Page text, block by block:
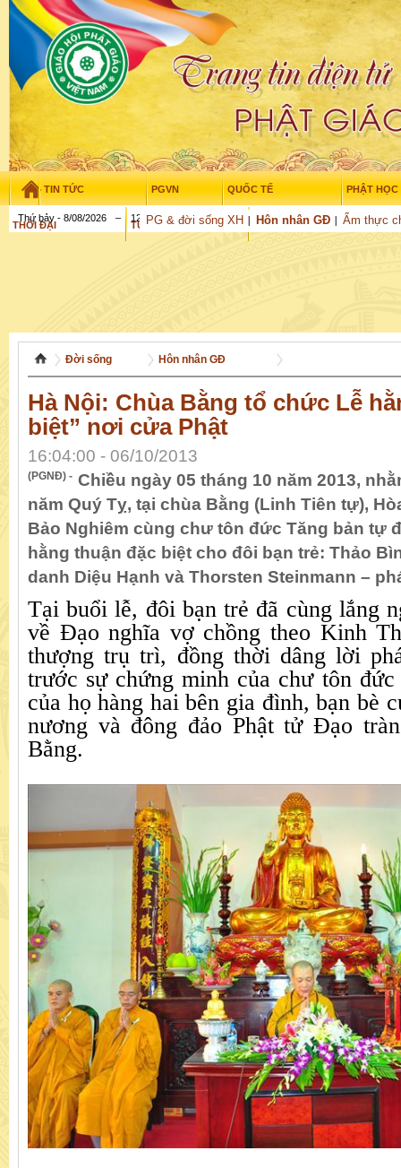
TIN TỨC PGVN QUỐC TẾ PHẬT HỌC
THỜI ĐẠI TUỔI TRẺ NGHIÊN CỨU
PG & đời sống XH Hôn nhân GĐ Ẩm thực
Thứ bảy - 8/08/2026 – 12 16: 39
Đời sống Hôn nhân GĐ
Hà Nội: Chùa Bằng tổ chức Lễ
biệt” nơi cửa Phật
16:04:00 - 06/10/2013
(PGNĐ) - Chiều ngày 05 tháng 10 năm 2013,
năm Quý Tỵ, tại chùa Bằng (Linh Tiên tự),
Bảo Nghiêm cùng chư tôn đức Tăng bản tự
hằng thuận đặc biệt cho đôi bạn trẻ: Thảo
danh Diệu Hạnh và Thorsten Steinmann –
Tại buổi lễ, đôi bạn trẻ đã cùng lắng
về Đạo nghĩa vợ chồng theo Kinh
thượng trụ trì, đồng thời dâng lời
trước sự chứng minh của chư tôn
của họ hàng hai bên gia đình, bạn bè
nương và đông đảo Phật tử Đạo
Bằng.